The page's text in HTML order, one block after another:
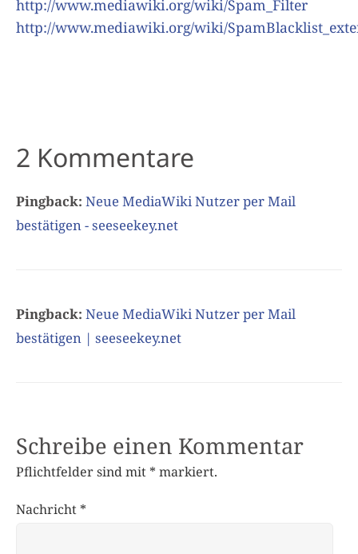
http://www.mediawiki.org/wiki/Spam_Filter
http://www.mediawiki.org/wiki/
2 Kommentare
Pingback: Neue MediaWiki Nutzer per Mail
bestätigen - seeseekey.net
Pingback: Neue MediaWiki Nutzer per Mail
bestätigen | seeseekey.net
Schreibe einen Kommentar
Pflichtfelder sind mit * markiert.
Nachricht *